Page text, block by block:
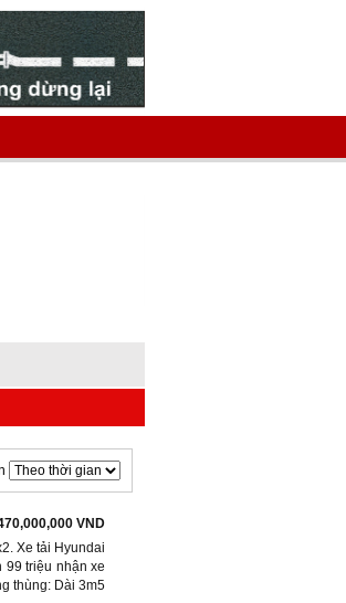
VND
Xe tải Hyundai
99 triệu nhận xe
thùng: Dài 3m5